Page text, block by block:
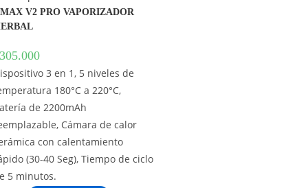
V2 PRO VAPORIZADOR
305.000
3 en 1, 5 niveles de
180°C a 220°C,
de 2200mAh
Cámara de calor
con calentamiento
(30-40 Seg), Tiempo de ciclo
5 minutos.